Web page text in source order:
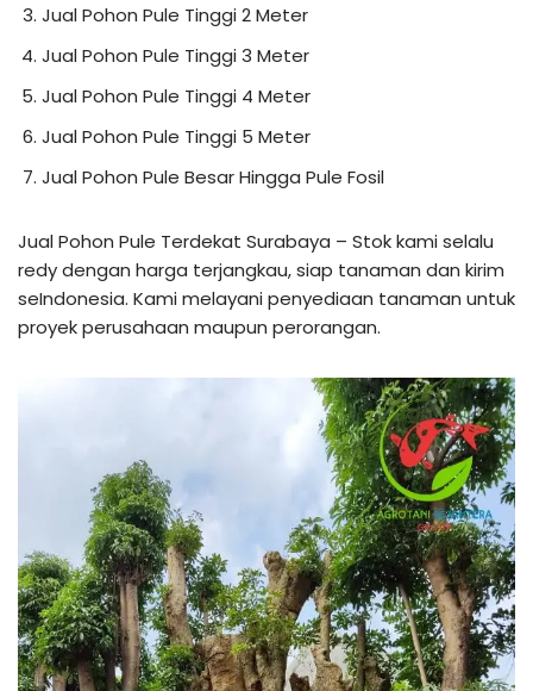
Jual Pohon Pule Tinggi 2 Meter
Jual Pohon Pule Tinggi 3 Meter
Jual Pohon Pule Tinggi 4 Meter
Jual Pohon Pule Tinggi 5 Meter
Jual Pohon Pule Besar Hingga Pule Fosil
Jual Pohon Pule Terdekat Surabaya – Stok kami selalu
redy dengan harga terjangkau, siap tanaman dan kirim
seIndonesia. Kami melayani penyediaan tanaman untuk
proyek perusahaan maupun perorangan.